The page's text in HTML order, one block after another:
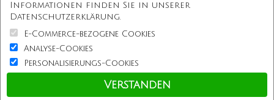
Unsere Mission
Information
Kundenservice
Informationen finden Sie in unserer
Datenschutzerklärung.
E-Commerce-bezogene Cookies
Analyse-Cookies
Personalisierungs-Cookies
Verstanden